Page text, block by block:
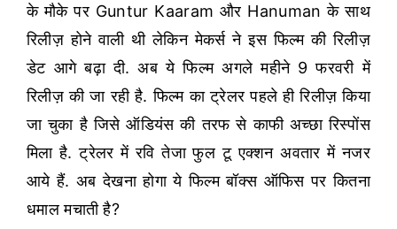
के मौके पर Guntur Kaaram और Hanuman के साथ
रिलीज़ होने वाली थी लेकिन मेकर्स ने इस फिल्म की रिलीज़
डेट आगे बढ़ा दी. अब ये फिल्म अगले महीने 9 फरवरी में
रिलीज़ की जा रही है. फिल्म का ट्रेलर पहले ही रिलीज़ किया
जा चुका है जिसे ऑडियंस की तरफ से काफी अच्छा रिस्पोंस
मिला है. ट्रेलर में रवि तेजा फुल टू एक्शन अवतार में नजर
आये हैं. अब देखना होगा ये फिल्म बॉक्स ऑफिस पर कितना
धमाल मचाती है?